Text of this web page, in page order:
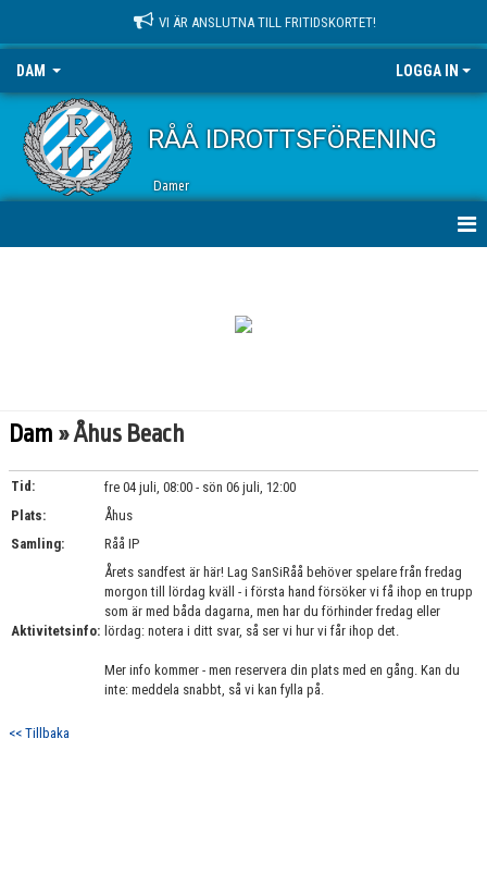
VI ÄR ANSLUTNA TILL FRITIDSKORTET!
DAM LOGGA IN
RÅÅ IDROTTSFÖRENING
Damer
DOKUMENT
Dam » Åhus Beach
Tid:
fre 04 juli, 08:00 - sön 06 juli, 12:00
Plats:
Åhus
Samling:
Råå IP
Aktivitetsinfo:
Årets sandfest är här! Lag SanSiRåå behöver spelare från fredag
morgon till lördag kväll - i första hand försöker vi få ihop en trupp
som är med båda dagarna, men har du förhinder fredag eller
lördag: notera i ditt svar, så ser vi hur vi får ihop det.
Mer info kommer - men reservera din plats med en gång. Kan du
inte: meddela snabbt, så vi kan fylla på.
<< Tillbaka